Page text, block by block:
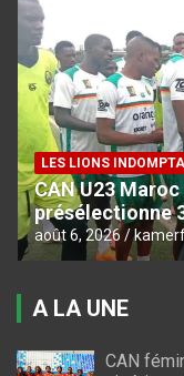
LES LIONS
CAN U23
présélectionne
août 6, 2026
A LA UNE
CAN